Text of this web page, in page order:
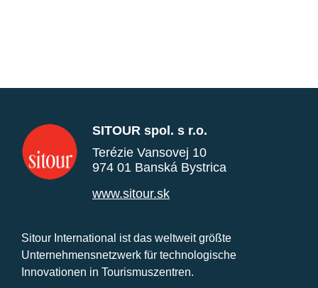
SITOUR spol. s r.o.
Terézie Vansovej 10
974 01 Banská Bystrica
www.sitour.sk
Sitour International ist das weltweit größte
Unternehmensnetzwerk für technologische
Innovationen in Tourismuszentren.